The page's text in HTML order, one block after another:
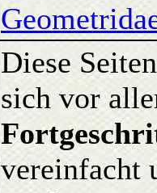
Diese
sich vor
vereinfacht